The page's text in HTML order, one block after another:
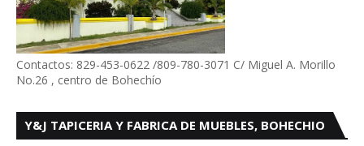
Contactos: 829-453-0622 /809-780-3071 C/ Miguel A. Morillo
No.26 , centro de Bohechío
Y&J TAPICERIA Y FABRICA DE MUEBLES, BOHECHIO